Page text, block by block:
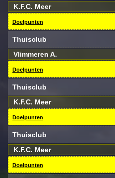
K.F.C. Meer
Doelpunten
Thuisclub
Vlimmeren A.
Doelpunten
Thuisclub
K.F.C. Meer
Doelpunten
Thuisclub
K.F.C. Meer
Doelpunten